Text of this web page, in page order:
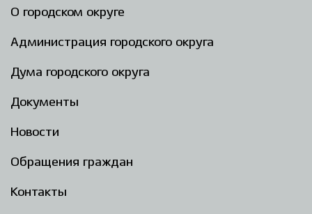
О городском округе
Администрация городского округа
Дума городского округа
Документы
Новости
Обращения граждан
Контакты